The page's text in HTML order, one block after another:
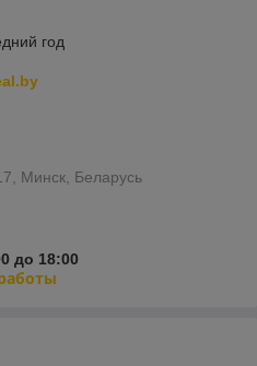
год
Минск, Беларусь
до 18:00